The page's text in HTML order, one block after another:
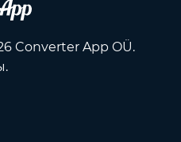
Converter App OÜ.